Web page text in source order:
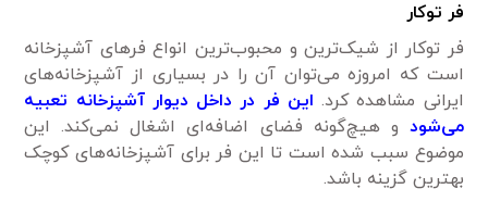
فر توکار
فر توکار از شیک‌ترین و محبوب‌ترین انواع فر‌های آشپزخانه
است که امروزه می‌توان آن را در بسیاری از آشپزخانه‌های
ایرانی مشاهده کرد. این فر در داخل دیوار آشپزخانه تعبیه
می‌شود و هیچ‌گونه فضای اضافه‌ای اشغال نمی‌کند. این
موضوع سبب شده است تا این فر برای آشپزخانه‌های کوچک
بهترین گزینه باشد.